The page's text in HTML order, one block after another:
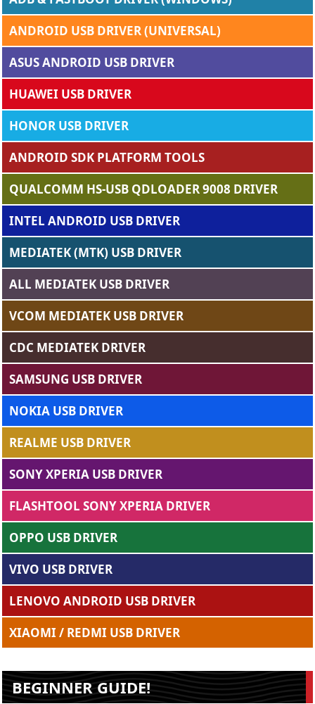
ANDROID USB DRIVER (UNIVERSAL)
ASUS ANDROID USB DRIVER
HUAWEI USB DRIVER
HONOR USB DRIVER
ANDROID SDK PLATFORM TOOLS
QUALCOMM HS-USB QDLOADER 9008 DRIVER
INTEL ANDROID USB DRIVER
MEDIATEK (MTK) USB DRIVER
ALL MEDIATEK USB DRIVER
VCOM MEDIATEK USB DRIVER
CDC MEDIATEK DRIVER
SAMSUNG USB DRIVER
NOKIA USB DRIVER
REALME USB DRIVER
SONY XPERIA USB DRIVER
FLASHTOOL SONY XPERIA DRIVER
OPPO USB DRIVER
VIVO USB DRIVER
LENOVO ANDROID USB DRIVER
XIAOMI / REDMI USB DRIVER
BEGINNER GUIDE!